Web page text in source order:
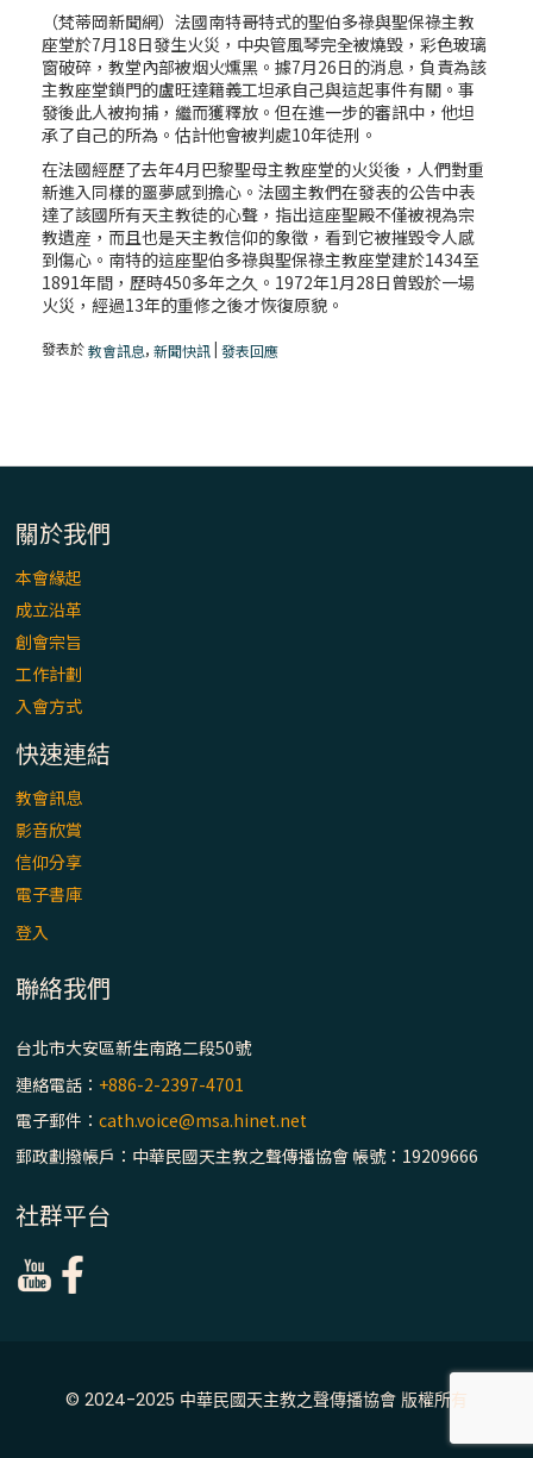
（梵蒂岡新聞網）法國南特哥特式的聖伯多祿與聖保祿主教
座堂於7月18日發生火災，中央管風琴完全被燒毀，彩色玻璃
窗破碎，教堂內部被烟火燻黑。據7月26日的消息，負責為該
主教座堂鎖門的盧旺達籍義工坦承自己與這起事件有關。事
發後此人被拘捕，繼而獲釋放。但在進一步的審訊中，他坦
承了自己的所為。估計他會被判處10年徒刑。
在法國經歷了去年4月巴黎聖母主教座堂的火災後，人們對重
新進入同樣的噩夢感到擔心。法國主教們在發表的公告中表
達了該國所有天主教徒的心聲，指出這座聖殿不僅被視為宗
教遺産，而且也是天主教信仰的象徵，看到它被摧毀令人感
到傷心。南特的這座聖伯多祿與聖保祿主教座堂建於1434至
1891年間，歷時450多年之久。1972年1月28日曾毀於一場
火災，經過13年的重修之後才恢復原貌。
發表於教會訊息,新聞快訊|發表回應
關於我們
本會緣起
成立沿革
創會宗旨
工作計劃
入會方式
快速連結
教會訊息
影音欣賞
信仰分享
電子書庫
登入
聯絡我們
台北市大安區新生南路二段50號
連絡電話： +886-2-2397-4701
電子郵件：cath.voice@msa.hinet.net
郵政劃撥帳戶：中華民國天主教之聲傳播協會 帳號：19209666
社群平台
© 2024-2025 中華民國天主教之聲傳播協會 版權所有